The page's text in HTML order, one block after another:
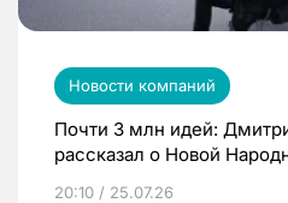
Новости компаний
Почти 3 млн идей:
рассказал о Новой
20:10 / 25.07.26